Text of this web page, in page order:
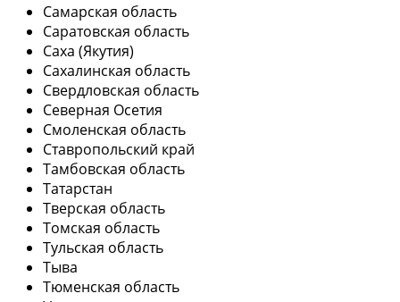
Самарская область
Саратовская область
Саха (Якутия)
Сахалинская область
Свердловская область
Северная Осетия
Смоленская область
Ставропольский край
Тамбовская область
Татарстан
Тверская область
Томская область
Тульская область
Тыва
Тюменская область